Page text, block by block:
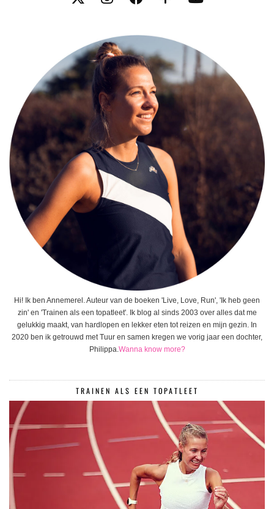
Hi! Ik ben Annemerel. Auteur van de boeken 'Live, Love, Run', 'Ik heb geen
zin' en 'Trainen als een topatleet'. Ik blog al sinds 2003 over alles dat me
gelukkig maakt, van hardlopen en lekker eten tot reizen en mijn gezin. In
2020 ben ik getrouwd met Tuur en samen kregen we vorig jaar een dochter,
Philippa.Wanna know more?
TRAINEN ALS EEN TOPATLEET